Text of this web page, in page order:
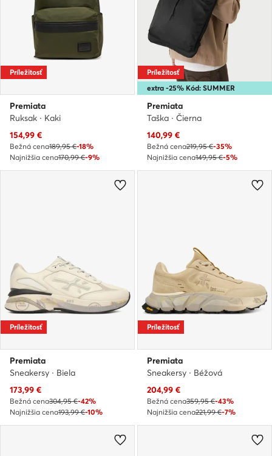
Príležitosť
Premiata
Ruksak · Kaki
Aktuálna cena
154,99 €
Bežná cena189,95 €-18%
Najnižšia cena170,99 €-9%
extra -25% Kód: SUMMER
Príležitosť
Premiata
Taška · Čierna
Aktuálna cena
140,99 €
Bežná cena219,95 €-35%
Najnižšia cena149,95 €-5%
Príležitosť
Premiata
Sneakersy · Biela
Aktuálna cena
173,99 €
Bežná cena304,95 €-42%
Najnižšia cena193,99 €-10%
Príležitosť
Premiata
Sneakersy · Béžová
Aktuálna cena
204,99 €
Bežná cena359,95 €-43%
Najnižšia cena221,99 €-7%